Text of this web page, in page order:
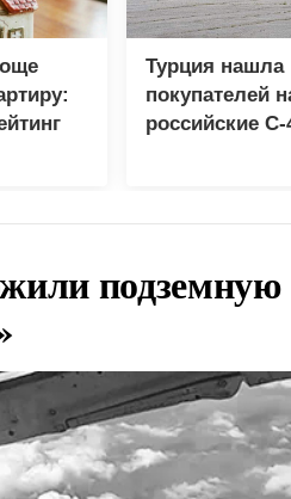
Турция нашла
покупателей
российские C-
подземную